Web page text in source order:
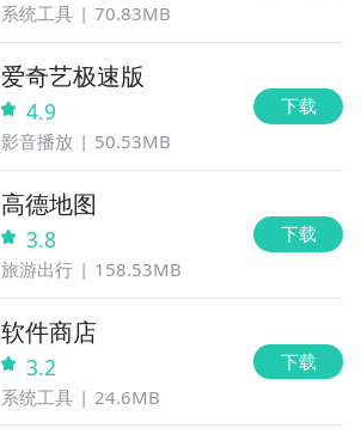
系统工具 70.83MB
爱奇艺极速版
4.9
影音播放 50.53MB
下载
高德地图
3.8
旅游出行 158.53MB
下载
软件商店
3.2
系统工具 24.6MB
下载